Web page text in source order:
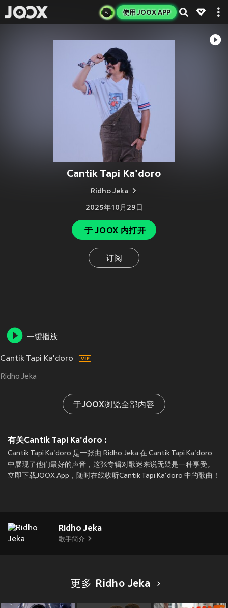
使用 JOOX APP
Cantik Tapi Ka'doro
Ridho Jeka
2025年10月29日
于 JOOX 内打开
订阅
一键播放
Cantik Tapi Ka'doro
Ridho Jeka
于JOOX浏览全部内容
有关Cantik Tapi Ka'doro :
Cantik Tapi Ka'doro 是一张由 Ridho Jeka 在 Cantik Tapi Ka'doro
中展现了他们最好的声音，这张专辑对歌迷来说无疑是一种享受。
立即下载JOOX App，随时在线收听Cantik Tapi Ka'doro 中的歌曲！
Ridho Jeka
歌手简介
更多 Ridho Jeka